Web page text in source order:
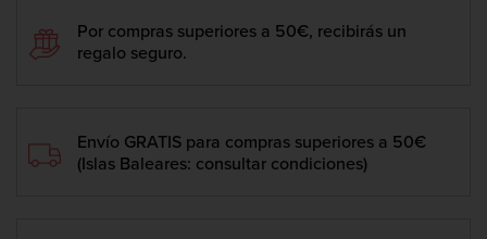
Por compras superiores a 50€, recibirás un
regalo seguro.
Envío GRATIS para compras superiores a 50€
(Islas Baleares: consultar condiciones)